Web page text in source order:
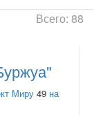
Всего: 88
Миру 49 на